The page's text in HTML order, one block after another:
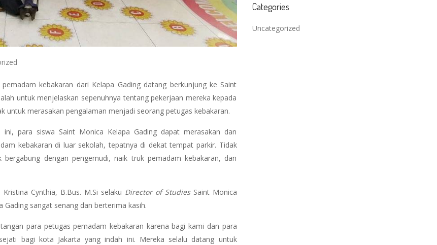
kebakaran dari Kelapa Gading datang berkunjung ke Saint
untuk menjelaskan sepenuhnya tentang pekerjaan mereka kepada
untuk merasakan pengalaman menjadi seorang petugas kebakaran.
para siswa Saint Monica Kelapa Gading dapat merasakan dan
kebakaran di luar sekolah, tepatnya di dekat tempat parkir. Tidak
dengan pengemudi, naik truk pemadam kebakaran, dan
Cynthia, B.Bus. M.Si selaku Director of StudiesSaint Monica
Gading sangat senang dan berterima kasih.
para petugas pemadam kebakaran karena bagi kami dan para
bagi kota Jakarta yang indah ini. Mereka selalu datang untuk
Categories
Uncategorized